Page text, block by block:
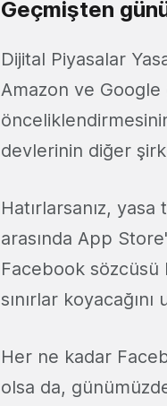
Geçmişten
Dijital Piyasalar
Amazon ve
devlerinin diğer
Hatırlarsanız,
arasında App
Facebook sözcüsü
sınırlar koyacağını
Her ne kadar
olsa da,